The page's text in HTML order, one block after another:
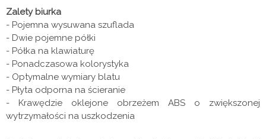
Zalety biurka
- Pojemna wysuwana szuflada
- Dwie pojemne półki
- Półka na klawiaturę
- Ponadczasowa kolorystyka
- Optymalne wymiary blatu
- Płyta odporna na ścieranie
- Krawędzie oklejone obrzeżem ABS o zwiększonej
wytrzymałości na uszkodzenia